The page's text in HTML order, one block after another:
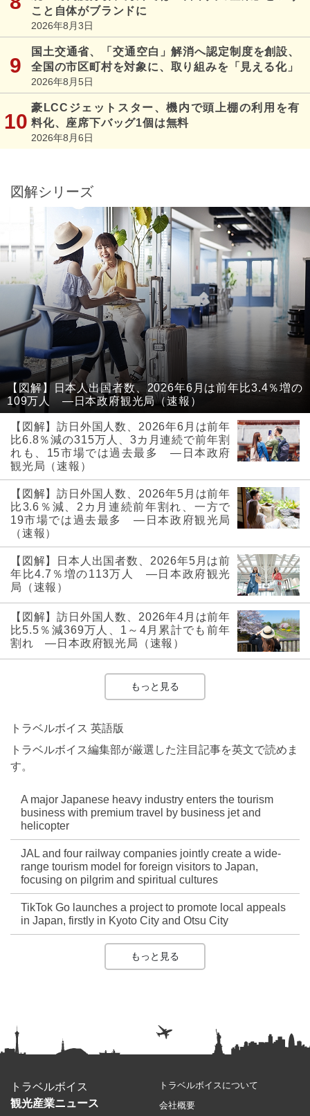
こと自体がブランドに
2026年8月3日
国土交通省、「交通空白」解消へ認定制度を創設、
全国の市区町村を対象に、取り組みを「見える化」
2026年8月5日
豪LCCジェットスター、機内で頭上棚の利用を有
料化、座席下バッグ1個は無料
2026年8月6日
図解シリーズ
【図解】日本人出国者数、2026年6月は前年比3.4％増の
109万人 ―日本政府観光局（速報）
【図解】訪日外国人数、2026年6月は前年
比6.8％減の315万人、3カ月連続で前年割
れも、15市場では過去最多 ―日本政府
観光局（速報）
【図解】訪日外国人数、2026年5月は前年
比3.6％減、2カ月連続前年割れ、一方で
19市場では過去最多 ―日本政府観光局
（速報）
【図解】日本人出国者数、2026年5月は前
年比4.7％増の113万人 ―日本政府観光
局（速報）
【図解】訪日外国人数、2026年4月は前年
比5.5％減369万人、1～4月累計でも前年
割れ ―日本政府観光局（速報）
もっと見る
トラベルボイス 英語版
トラベルボイス編集部が厳選した注目記事を英文で読めま
す。
A major Japanese heavy industry enters the tourism
business with premium travel by business jet and
helicopter
JAL and four railway companies jointly create a wide-
range tourism model for foreign visitors to Japan,
focusing on pilgrim and spiritual cultures
TikTok Go launches a project to promote local appeals
in Japan, firstly in Kyoto City and Otsu City
もっと見る
トラベルボイス
観光産業ニュース
トラベルボイスについて
会社概要